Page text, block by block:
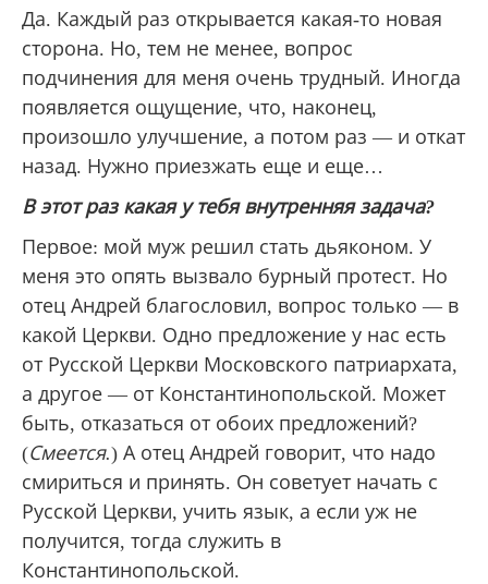
Да. Каждый раз открывается какая-то новая
сторона. Но, тем не менее, вопрос
подчинения для меня очень трудный. Иногда
появляется ощущение, что, наконец,
произошло улучшение, а потом раз — и откат
назад. Нужно приезжать еще и еще…
В этот раз какая у тебя внутренняя задача?
Первое: мой муж решил стать дьяконом. У
меня это опять вызвало бурный протест. Но
отец Андрей благословил, вопрос только — в
какой Церкви. Одно предложение у нас есть
от Русской Церкви Московского патриархата,
а другое — от Константинопольской. Может
быть, отказаться от обоих предложений?
(Смеется.) А отец Андрей говорит, что надо
смириться и принять. Он советует начать с
Русской Церкви, учить язык, а если уж не
получится, тогда служить в
Константинопольской.